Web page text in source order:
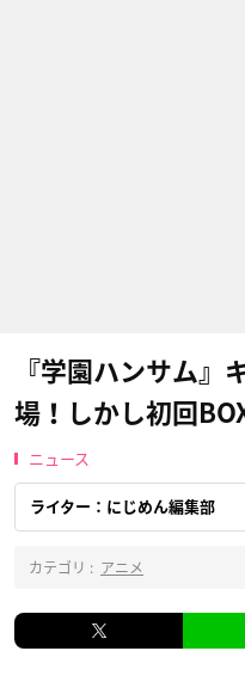
『学園ハンサム』
場！しかし初回
ニュース
ライター：にじめん編集部
カテゴリ : アニメ